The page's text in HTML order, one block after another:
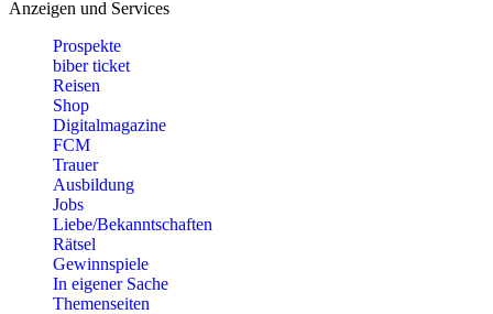
Anzeigen und Services
Prospekte
biber ticket
Reisen
Shop
Digitalmagazine
FCM
Trauer
Ausbildung
Jobs
Liebe/Bekanntschaften
Rätsel
Gewinnspiele
In eigener Sache
Themenseiten